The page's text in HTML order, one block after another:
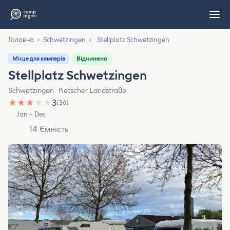
Головна › Schwetzingen › Stellplatz Schwetzingen
Місце для кемперів Відчинено
Stellplatz Schwetzingen
Schwetzingen · Ketscher Landstraße
★ ★ ★ ★ ★3(36)
Jan – Dec
14 Ємність